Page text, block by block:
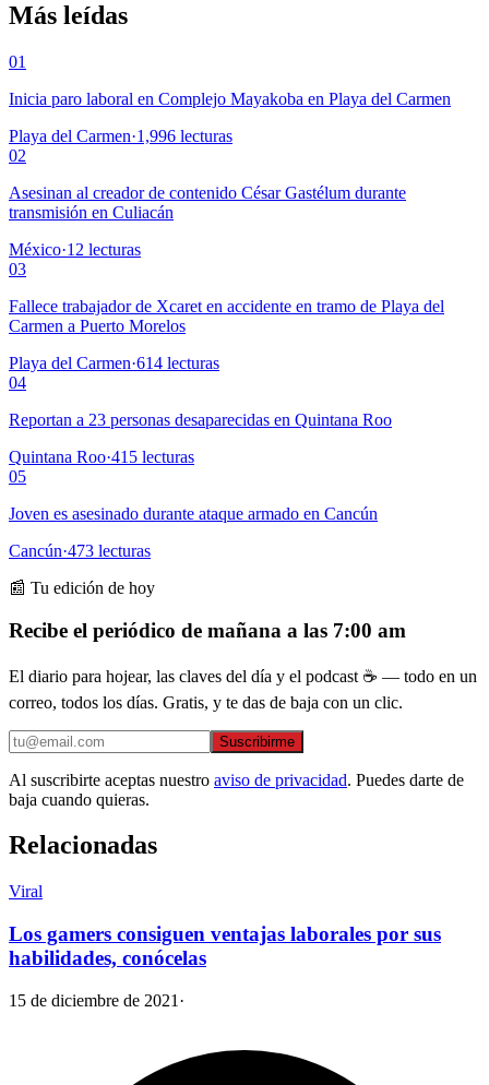
Más leídas
01
Inicia paro laboral en Complejo Mayakoba en Playa del Carmen
Playa del Carmen·1,996 lecturas
02
Asesinan al creador de contenido César Gastélum durante
transmisión en Culiacán
México·12 lecturas
03
Fallece trabajador de Xcaret en accidente en tramo de Playa del
Carmen a Puerto Morelos
Playa del Carmen·614 lecturas
04
Reportan a 23 personas desaparecidas en Quintana Roo
Quintana Roo·415 lecturas
05
Joven es asesinado durante ataque armado en Cancún
Cancún·473 lecturas
📰 Tu edición de hoy
Recibe el periódico de mañana a las 7:00 am
El diario para hojear, las claves del día y el podcast ☕ — todo en un
correo, todos los días. Gratis, y te das de baja con un clic.
Suscribirme
Al suscribirte aceptas nuestro aviso de privacidad. Puedes darte de
baja cuando quieras.
Relacionadas
Viral
Los gamers consiguen ventajas laborales por sus
habilidades, conócelas
15 de diciembre de 2021 ·